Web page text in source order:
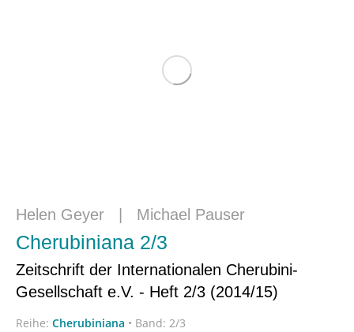
Helen Geyer Michael Pauser
Cherubiniana 2/3
Zeitschrift der Internationalen Cherubini-
Gesellschaft e.V. - Heft 2/3 (2014/15)
Reihe: Cherubiniana • Band: 2/3